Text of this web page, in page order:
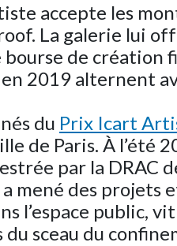
accepte les
La galerie lui
de création
en 2019 alternent
du Prix Icart
de Paris. À l’été
par la DRAC
a mené des projets
l’espace public,
sceau du